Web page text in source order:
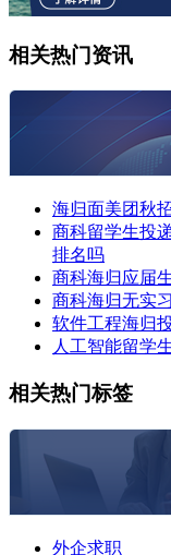
相关热门资讯
海归面美团秋
商科留学生投
排名吗
商科海归应届
商科海归无实
软件工程海归
人工智能留学
相关热门标签
外企求职